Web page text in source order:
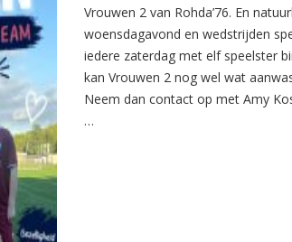
Vrouwen 2 van Rohda’76. En
woensdagavond en wedstrijden
iedere zaterdag met elf speelster
kan Vrouwen 2 nog wel wat
Neem dan contact op met Amy
…